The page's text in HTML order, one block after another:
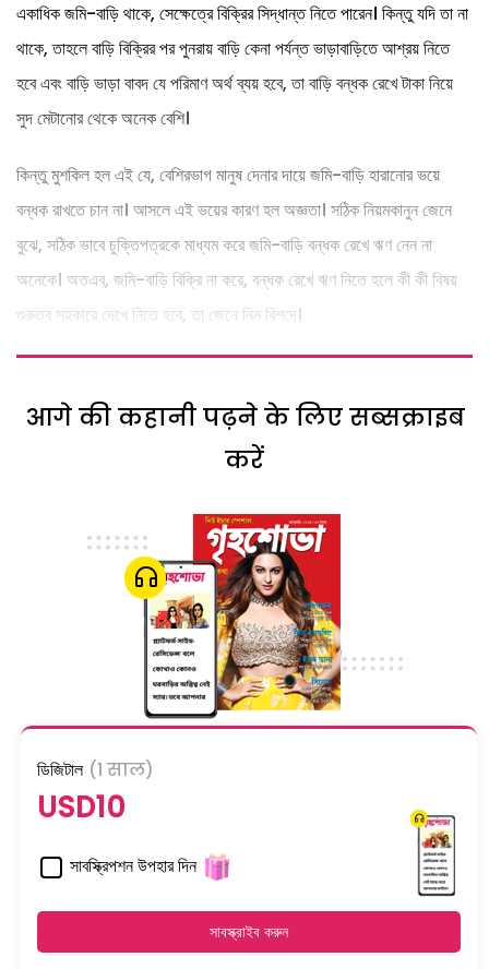
একাধিক জমি-বাড়ি থাকে, সেক্ষেত্রে বিক্রির সিদ্ধান্ত নিতে পারেন। কিন্তু যদি তা না
থাকে, তাহলে বাড়ি বিক্রির পর পুনরায় বাড়ি কেনা পর্যন্ত ভাড়াবাড়িতে আশ্রয় নিতে
হবে এবং বাড়ি ভাড়া বাবদ যে পরিমাণ অর্থ ব্যয় হবে, তা বাড়ি বন্ধক রেখে টাকা নিয়ে
সুদ মেটানোর থেকে অনেক বেশি।
কিন্তু মুশকিল হল এই যে, বেশিরভাগ মানুষ দেনার দায়ে জমি-বাড়ি হারানোর ভয়ে
বন্ধক রাখতে চান না। আসলে এই ভয়ের কারণ হল অজ্ঞতা। সঠিক নিয়মকানুন জেনে
বুঝে, সঠিক ভাবে চুক্তিপত্রকে মাধ্যম করে জমি-বাড়ি বন্ধক রেখে ঋণ নেন না
অনেকে। অতএব, জমি-বাড়ি বিক্রি না করে, বন্ধক রেখে ঋণ নিতে হলে কী কী বিষয়
গুরুত্ব সহকারে দেখে নিতে হবে, তা জেনে নিন বিশদে।
आगे की कहानी पढ़ने के लिए सब्सक्राइब
करें
ডিজিটাল (1 साल)
USD10
সাবস্ক্রিপশন উপহার দিন
সাবস্ক্রাইব করুন